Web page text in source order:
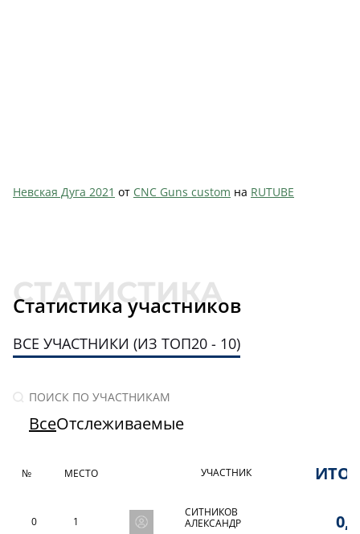
Невская Дуга 2021 от CNC Guns custom на RUTUBE
Статистика участников
ВСЕ УЧАСТНИКИ (ИЗ ТОП20 - 10)
ВсеОтслеживаемые
№ МЕСТО УЧАСТНИК
0 1
СИТНИКОВ
АЛЕКСАНДР